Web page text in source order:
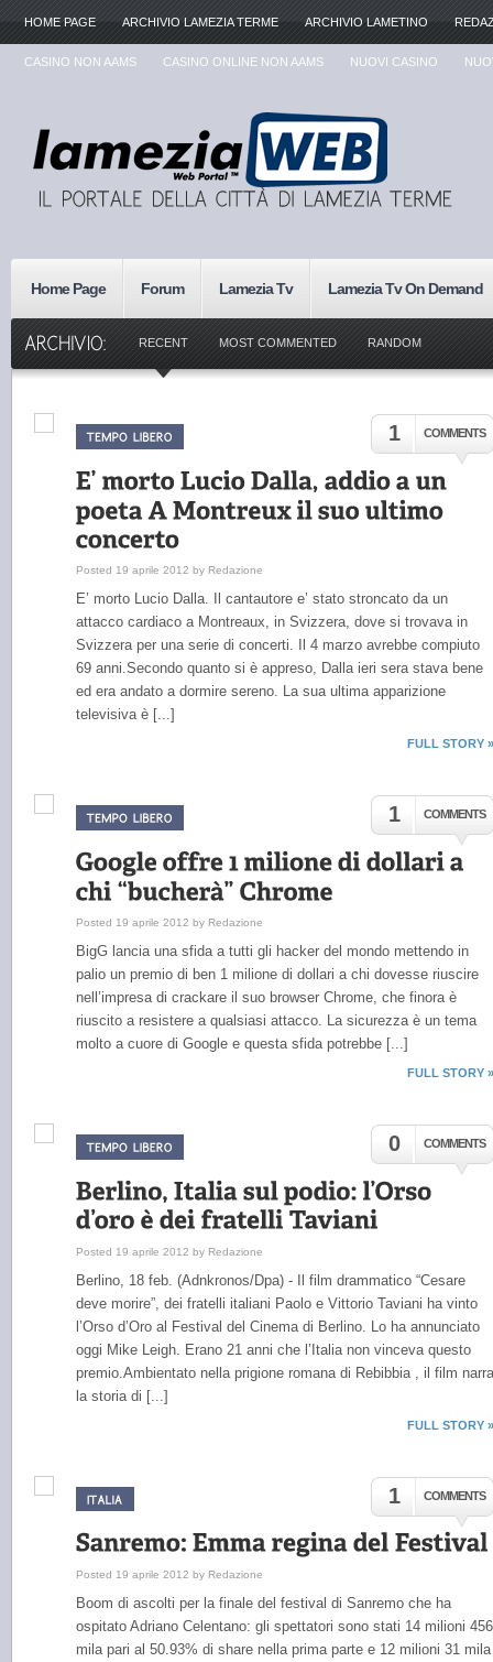
HOME PAGE ARCHIVIO LAMEZIA TERME ARCHIVIO LAMETINO
CASINO NON AAMS CASINO ONLINE NON AAMS NUOVI CASINO
Home Page Forum Lamezia Tv Lamezia Tv On Demand
RECENT MOST COMMENTED RANDOM
1 COMMENTS
Posted 19 aprile 2012 by Redazione
E’ morto Lucio Dalla. Il cantautore e’ stato stroncato da un
attacco cardiaco a Montreaux, in Svizzera, dove si trovava in
Svizzera per una serie di concerti. Il 4 marzo avrebbe compiuto
69 anni.Secondo quanto si è appreso, Dalla ieri sera stava bene
ed era andato a dormire sereno. La sua ultima apparizione
televisiva è [...]
FULL STORY »
1 COMMENTS
Posted 19 aprile 2012 by Redazione
BigG lancia una sfida a tutti gli hacker del mondo mettendo in
palio un premio di ben 1 milione di dollari a chi dovesse riuscire
nell’impresa di crackare il suo browser Chrome, che finora è
riuscito a resistere a qualsiasi attacco. La sicurezza è un tema
molto a cuore di Google e questa sfida potrebbe [...]
FULL STORY »
0 COMMENTS
Posted 19 aprile 2012 by Redazione
Berlino, 18 feb. (Adnkronos/Dpa) - Il film drammatico “Cesare
deve morire”, dei fratelli italiani Paolo e Vittorio Taviani ha vinto
l’Orso d’Oro al Festival del Cinema di Berlino. Lo ha annunciato
oggi Mike Leigh. Erano 21 anni che l’Italia non vinceva questo
premio.Ambientato nella prigione romana di Rebibbia , il film narra
la storia di [...]
FULL STORY »
1 COMMENTS
Posted 19 aprile 2012 by Redazione
Boom di ascolti per la finale del festival di Sanremo che ha
ospitato Adriano Celentano: gli spettatori sono stati 14 milioni 456
mila pari al 50.93% di share nella prima parte e 12 milioni 31 mila